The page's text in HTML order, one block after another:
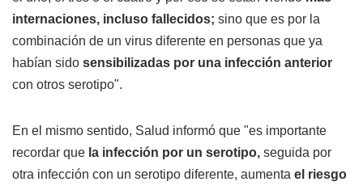
internaciones, incluso fallecidos; sino que es por la
combinación de un virus diferente en personas que ya
habían sido sensibilizadas por una infección anterior
con otros serotipo".
En el mismo sentido, Salud informó que "es importante
recordar que la infección por un serotipo, seguida por
otra infección con un serotipo diferente, aumenta el riesgo